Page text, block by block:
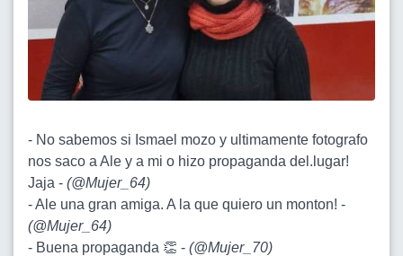
- No sabemos si Ismael mozo y ultimamente fotografo
nos saco a Ale y a mi o hizo propaganda del.lugar!
Jaja - (@Mujer_64)
- Ale una gran amiga. A la que quiero un monton! -
(@Mujer_64)
- Buena propaganda 👏 - (@Mujer_70)